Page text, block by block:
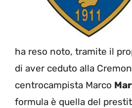
ha reso noto, tramite il
di aver ceduto alla
centrocampista Marco
formula è quella del